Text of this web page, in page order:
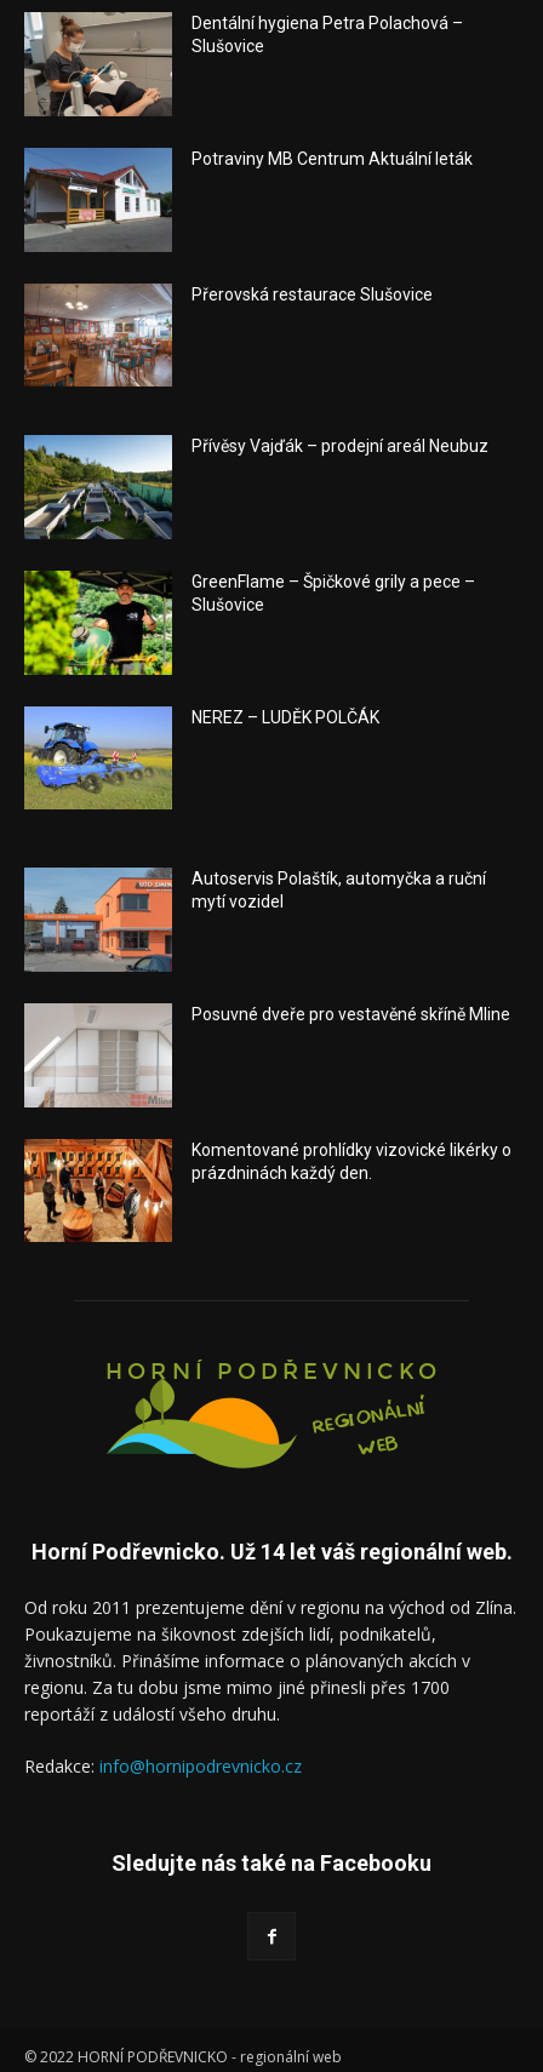
Dentální hygiena Petra Polachová –
Slušovice
Potraviny MB Centrum Aktuální leták
Přerovská restaurace Slušovice
Přívěsy Vajďák – prodejní areál Neubuz
GreenFlame – Špičkové grily a pece –
Slušovice
NEREZ – LUDĚK POLČÁK
Autoservis Polaštík, automyčka a ruční
mytí vozidel
Posuvné dveře pro vestavěné skříně Mline
Komentované prohlídky vizovické likérky o
prázdninách každý den.
Horní Podřevnicko. Už 14 let váš regionální web.
Od roku 2011 prezentujeme dění v regionu na východ od Zlína.
Poukazujeme na šikovnost zdejších lidí, podnikatelů,
živnostníků. Přinášíme informace o plánovaných akcích v
regionu. Za tu dobu jsme mimo jiné přinesli přes 1700
reportáží z událostí všeho druhu.
Redakce: info@hornipodrevnicko.cz
Sledujte nás také na Facebooku
© 2022 HORNÍ PODŘEVNICKO - regionální web